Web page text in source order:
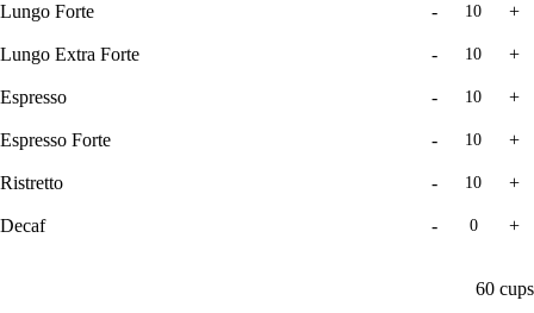
Lungo Forte - +
Lungo Extra Forte - +
Espresso - +
Espresso Forte - +
Ristretto - +
Decaf - +
60 cups